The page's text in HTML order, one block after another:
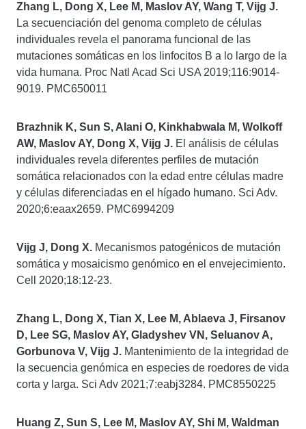
Zhang L, Dong X, Lee M, Maslov AY, Wang T, Vijg J.
La secuenciación del genoma completo de células
individuales revela el panorama funcional de las
mutaciones somáticas en los linfocitos B a lo largo de la
vida humana. Proc Natl Acad Sci USA 2019;116:9014-
9019. PMC650011
Brazhnik K, Sun S, Alani O, Kinkhabwala M, Wolkoff
AW, Maslov AY, Dong X, Vijg J. El análisis de células
individuales revela diferentes perfiles de mutación
somática relacionados con la edad entre células madre
y células diferenciadas en el hígado humano. Sci Adv.
2020;6:eaax2659. PMC6994209
Vijg J, Dong X. Mecanismos patogénicos de mutación
somática y mosaicismo genómico en el envejecimiento.
Cell 2020;18:12-23.
Zhang L, Dong X, Tian X, Lee M, Ablaeva J, Firsanov
D, Lee SG, Maslov AY, Gladyshev VN, Seluanov A,
Gorbunova V, Vijg J. Mantenimiento de la integridad de
la secuencia genómica en especies de roedores de vida
corta y larga. Sci Adv 2021;7:eabj3284. PMC8550225
Huang Z, Sun S, Lee M, Maslov AY, Shi M, Waldman